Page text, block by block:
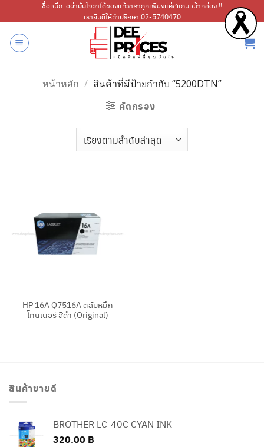
ไป
เนื้อหา
ซื้อหมึก..อย่ามั่นใจว่าได้ของแท้ราคาถูกเพียงแค่สแกนหน้ากล่อง !!
เรายินดีให้คำปรึกษา 02-5740470
หน้าหลัก / สินค้าที่มีป้ายกำกับ “5200DTN”
คัดกรอง
HP 16A Q7516A ตลับหมึก
โทนเนอร์ สีดำ (Original)
สินค้าขายดี
BROTHER LC-40C CYAN INK
320.00 ฿